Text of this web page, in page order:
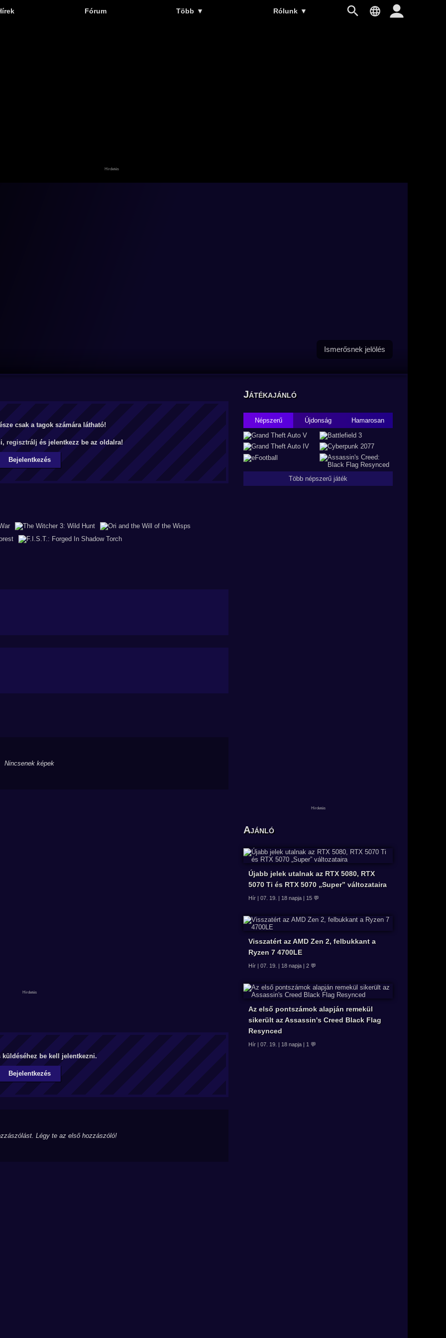
Fórum Több ▼ Rólunk ▼
Ismerősnek jelölés
csak a tagok számára látható!
regisztrálj és jelentkezz be az oldalra!
Bejelentkezés
Nincsenek képek
küldéséhez be kell jelentkezni.
Bejelentkezés
Légy te az első hozzászóló!
Játékajánló
Népszerű Újdonság Hamarosan
Több népszerű játék
Ajánló
Újabb jelek utalnak az RTX 5080, RTX
5070 Ti és RTX 5070 „Super” változataira
Hír | 07. 19. | 18 napja | 15 💬
Visszatért az AMD Zen 2, felbukkant a
Ryzen 7 4700LE
Hír | 07. 19. | 18 napja | 2 💬
Az első pontszámok alapján remekül
sikerült az Assassin's Creed Black Flag
Resynced
Hír | 07. 19. | 18 napja | 1 💬